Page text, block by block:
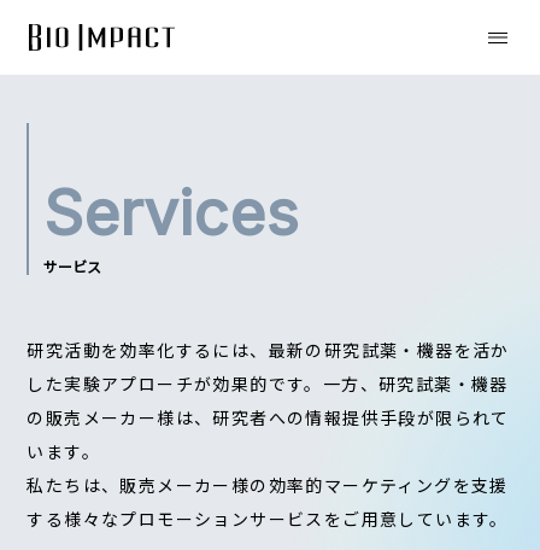
Services
サービス
研究活動を効率化するには、最新の研究試薬・機器を活か
した実験アプローチが効果的です。一方、研究試薬・機器
の販売メーカー様は、研究者への情報提供手段が限られて
います。
私たちは、販売メーカー様の効率的マーケティングを支援
する様々なプロモーションサービスをご用意しています。